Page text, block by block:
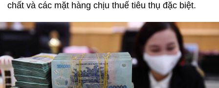
chất và các mặt hàng chịu thuế tiêu thụ đặc biệt.